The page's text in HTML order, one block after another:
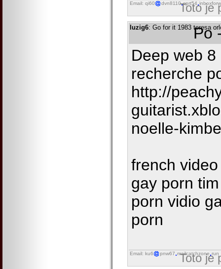
Email: qi60 dvn8110 cprt54
Toto je
luzig6: Go for it 1983 teresa
Po
Deep web
recherche
http://
noelle-
french
gay porn
porn vidio
porn
Email: ku6 pnw67 mailcatchzone run
Toto je